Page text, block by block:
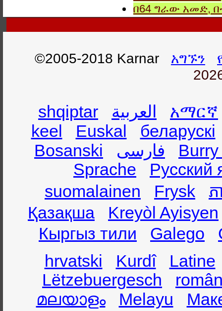
በ64 ግራው አመድ,
©2005-2018 Karnar አግኙን
shqiptar العربية
አማርኛ
keel
Euskal
беларускі
Bosanski
فارسی
Sprache
Русский
suomalainen
Frysk
ភ
Қазақша
Kreyòl Ayisyen
Кыргыз тили
Galego
hrvatski
Kurdî
Latine
Lëtzebuergesch
മലയാളം
Melayu